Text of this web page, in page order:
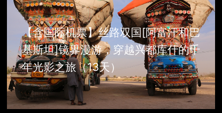
【含国际机票】丝路双国[阿富汗和巴
基斯坦]镜界漫游，穿越兴都库什的千
年光影之旅（13天）